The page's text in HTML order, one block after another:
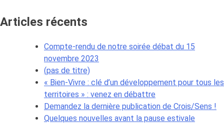
Articles récents
Compte-rendu de notre soirée débat du 15
novembre 2023
(pas de titre)
« Bien-Vivre : clé d’un développement pour tous les
territoires » : venez en débattre
Demandez la dernière publication de Crois/Sens !
Quelques nouvelles avant la pause estivale